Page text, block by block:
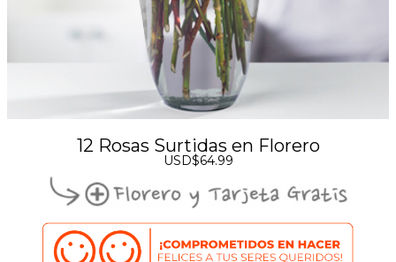
12 Rosas Surtidas en Florero
USD$64.99